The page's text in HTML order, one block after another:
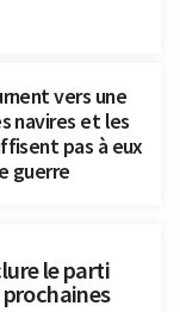
vers une
navires et les
pas à eux
guerre
le parti